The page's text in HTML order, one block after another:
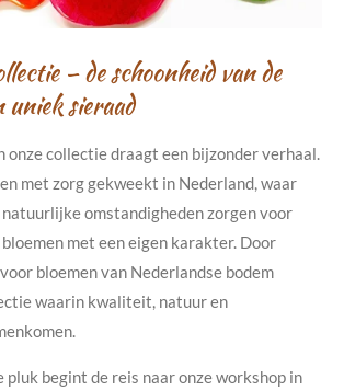
– de schoonheid van de
sieraad
onze collectie draagt een bijzonder verhaal.
met zorg gekweekt in Nederland, waar
omstandigheden zorgen voor
met een eigen karakter. Door
bloemen van Nederlandse bodem
waarin kwaliteit, natuur en
pluk begint de reis naar onze workshop in